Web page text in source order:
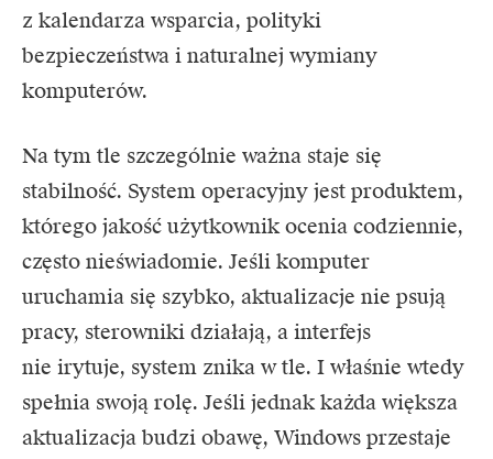
z kalendarza wsparcia, polityki
bezpieczeństwa i naturalnej wymiany
komputerów.
Na tym tle szczególnie ważna staje się
stabilność. System operacyjny jest produktem,
którego jakość użytkownik ocenia codziennie,
często nieświadomie. Jeśli komputer
uruchamia się szybko, aktualizacje nie psują
pracy, sterowniki działają, a interfejs
nie irytuje, system znika w tle. I właśnie wtedy
spełnia swoją rolę. Jeśli jednak każda większa
aktualizacja budzi obawę, Windows przestaje